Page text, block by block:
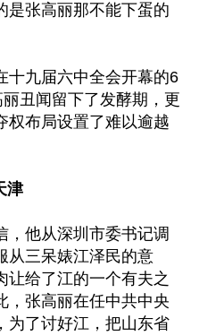
是张高丽那不能下蛋的
十九届六中全会开幕的6
丑闻留下了发酵期，更
权布局设置了难以逾越
津
，他从深圳市委书记调
从三呆婊江泽民的意
让给了江的一个有夫之
，张高丽在任中共中央
为了讨好江，把山东省